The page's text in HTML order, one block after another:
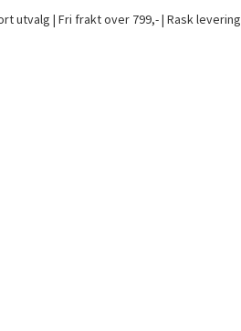
utvalg | Fri frakt over 799,- | Rask levering